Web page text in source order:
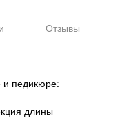
Отзывы
педикюре:
длины